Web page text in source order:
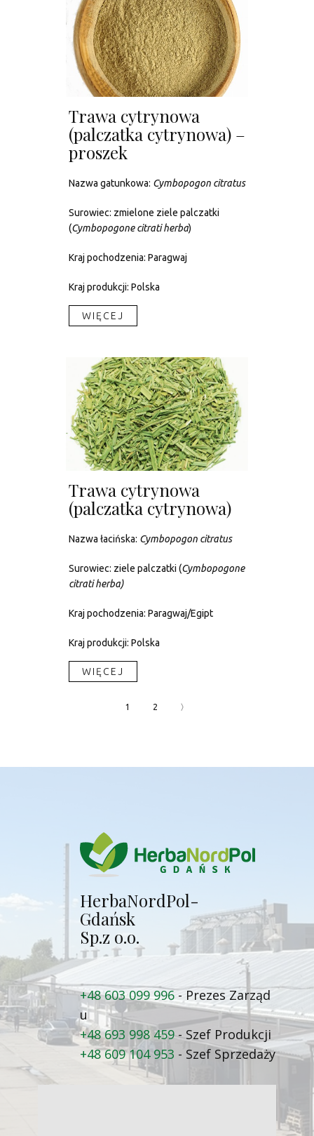
Trawa cytrynowa
(palczatka cytrynowa) –
proszek
Nazwa gatunkowa: Cymbopogon citratus
Surowiec: zmielone ziele palczatki
(Cymbopogone citrati herba)
Kraj pochodzenia: Paragwaj
Kraj produkcji: Polska
WIĘCEJ​
Trawa cytrynowa
(palczatka cytrynowa)
Nazwa łacińska: Cymbopogon citratus
Surowiec: ziele palczatki (Cymbopogone
citrati herba)
Kraj pochodzenia: Paragwaj/Egipt
Kraj produkcji: Polska
WIĘCEJ​
1 2 〉
Herba​NordPol-
Gdańsk
Sp.z o.o.
+48 603 099 996 - Prezes Zarząd​
u
+48 693 998 459 - Szef Produkcji
+48 609 104 953 - Szef Sprzedaży